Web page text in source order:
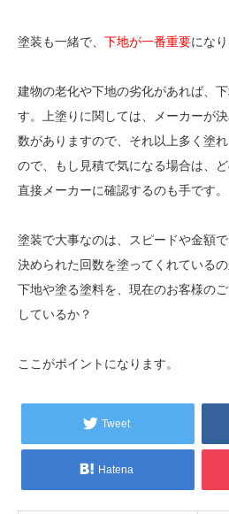
塗装も一緒で、 下地が一番重要になり
建物の老化や下地の劣化があれば、
す。上塗りに関しては、メーカーが
数がありますので、それ以上多く塗
ので、もし見積で気になる場合は、
直接メーカーに確認するのも手です。
塗装で大事なのは、スピードや金額
決められた回数を塗ってくれている
下地や塗る塗料を、現在のお客様の
しているか？
ここがポイントになります。
Tweet
Hatena